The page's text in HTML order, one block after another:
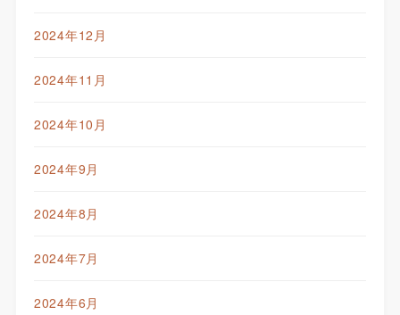
2024年12月
2024年11月
2024年10月
2024年9月
2024年8月
2024年7月
2024年6月